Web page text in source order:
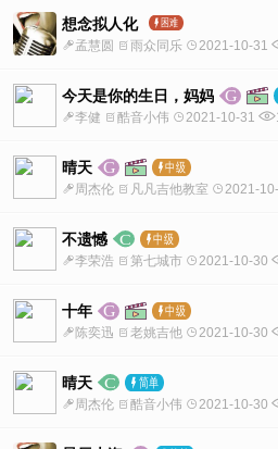
想念拟人化
孟慧圆 雨众同乐 2021-10-31
今天是你的生日，妈妈
李健 酷音小伟 2021-10-31
晴天
周杰伦 凡凡吉他教室 2021-
不遗憾
李荣浩 第七城市 2021-10-30
十年
陈奕迅 老姚吉他 2021-10-30
晴天
周杰伦 酷音小伟 2021-10-30